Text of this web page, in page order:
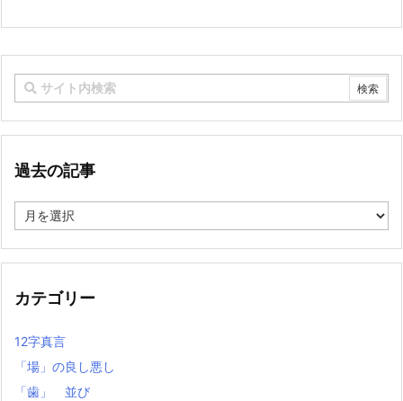
過去の記事
去
記
カテゴリー
12字真言
「場」の良し悪し
「歯」 並び